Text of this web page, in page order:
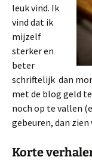
leuk vind. Ik
vind dat ik
mijzelf
sterker en
beter
schriftelijk dan
met de blog geld
noch op te vallen
gebeuren, dan
Korte